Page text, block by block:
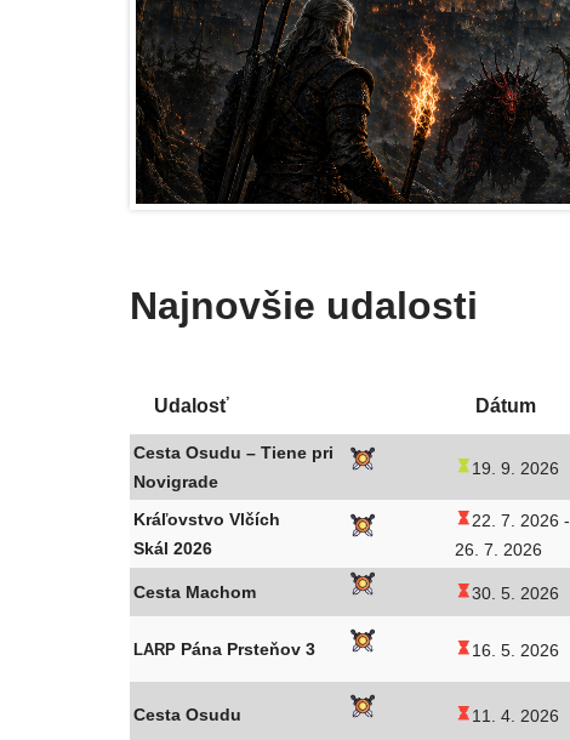
Najnovšie udalosti
Udalosť Dátum
Cesta Osudu – Tiene pri
Novigrade
19. 9. 2026
Kráľovstvo Vlčích
Skál 2026
22. 7. 2026 -
26. 7. 2026
Cesta Machom 30. 5. 2026
LARP Pána Prsteňov 3 16. 5. 2026
Cesta Osudu 11. 4. 2026